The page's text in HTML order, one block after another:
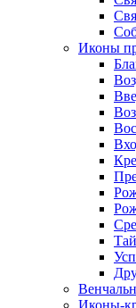
Иконы
Иконы-